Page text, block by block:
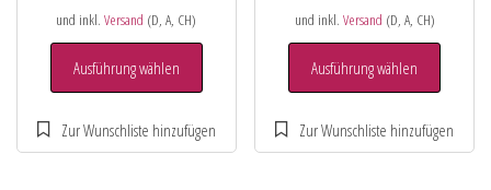
und inkl.Versand (D, A, CH)
Ausführung wählen
und inkl. Versand (D, A, CH)
Ausführung wählen